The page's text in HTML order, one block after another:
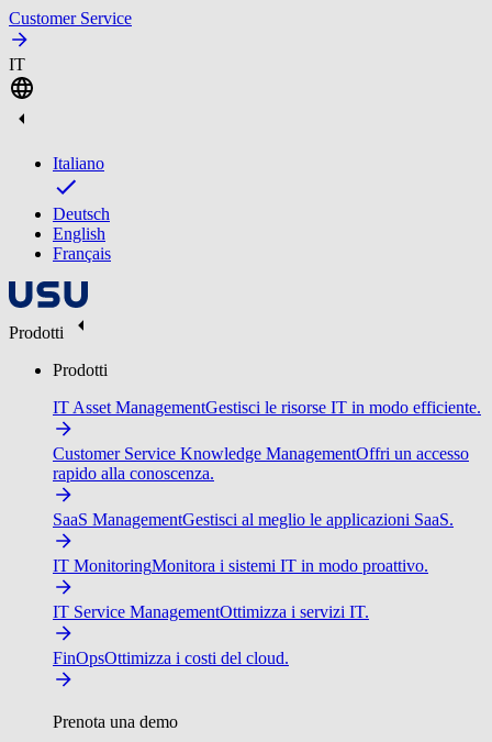
Customer Service
IT
Italiano
Deutsch
English
Français
Prodotti
Prodotti
IT Asset ManagementGestisci le risorse IT in modo efficiente.
Customer Service Knowledge ManagementOffri un accesso
rapido alla conoscenza.
SaaS ManagementGestisci al meglio le applicazioni SaaS.
IT MonitoringMonitora i sistemi IT in modo proattivo.
IT Service ManagementOttimizza i servizi IT.
FinOpsOttimizza i costi del cloud.
Prenota una demo